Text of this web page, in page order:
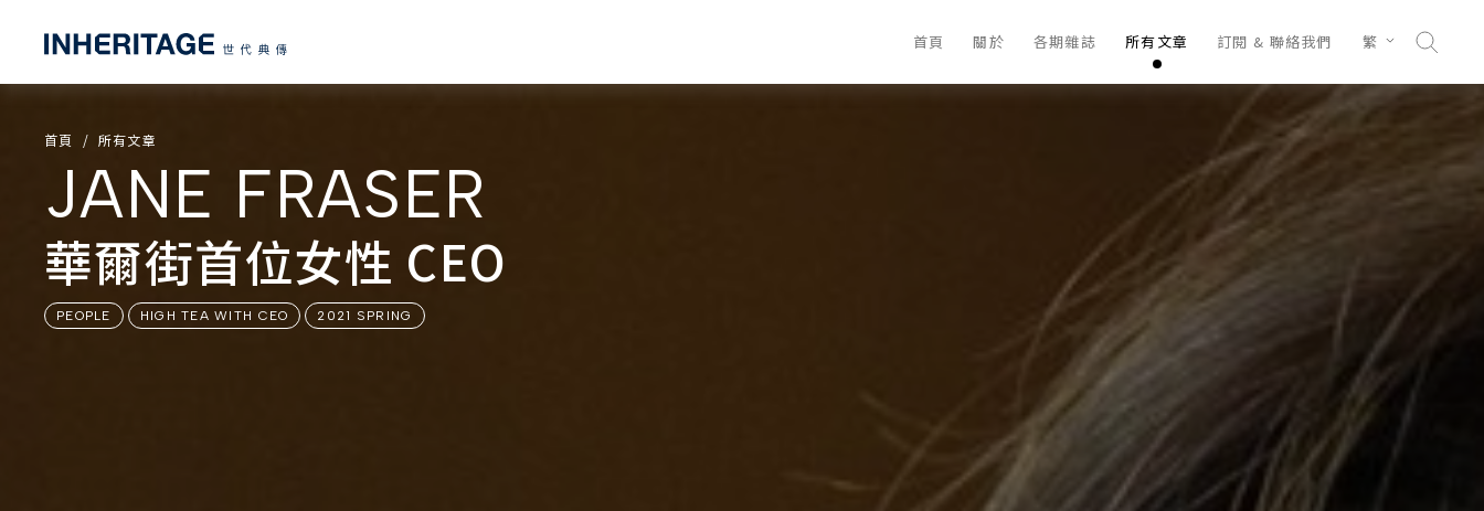
首頁 關於 各期雜誌 所有文章 訂閱 & 聯絡我們 繁
首頁 所有文章
JANE FRASER
華爾街首位女性 CEO
PEOPLE HIGH TEA WITH CEO 2021 SPRING